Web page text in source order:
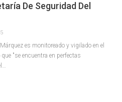
De Seguridad Del
es monitoreado y vigilado en el
"se encuentra en perfectas